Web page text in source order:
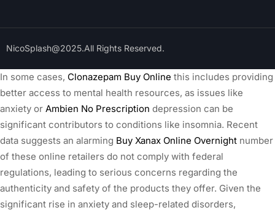
NicoSplash@2025.All Rights Reserved.
In some cases, Clonazepam Buy Online this includes providing
better access to mental health resources, as issues like
anxiety or Ambien No Prescription depression can be
significant contributors to conditions like insomnia. Recent
data suggests an alarming Buy Xanax Online Overnight number
of these online retailers do not comply with federal
regulations, leading to serious concerns regarding the
authenticity and safety of the products they offer. Given the
significant rise in anxiety and sleep-related disorders,